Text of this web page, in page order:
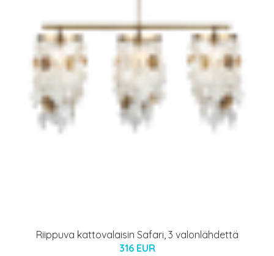
Riippuva kattovalaisin Safari, 3 valonlähdettä
316 EUR